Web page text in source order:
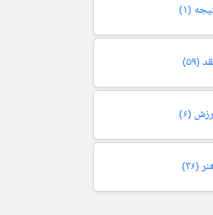
(۱)
(۵۹)
(۶)
(۳۶)